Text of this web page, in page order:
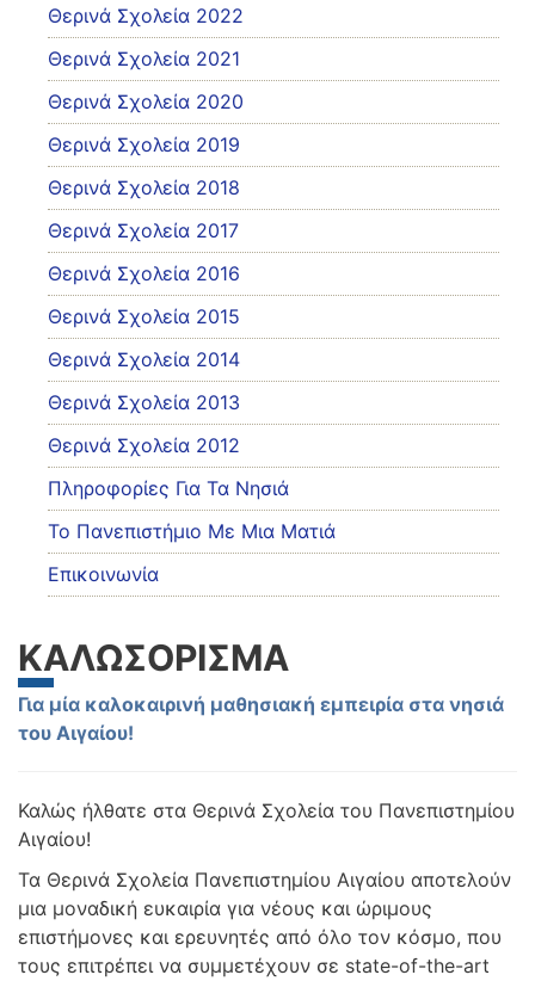
Θερινά Σχολεία 2022
Θερινά Σχολεία 2021
Θερινά Σχολεία 2020
Θερινά Σχολεία 2019
Θερινά Σχολεία 2018
Θερινά Σχολεία 2017
Θερινά Σχολεία 2016
Θερινά Σχολεία 2015
Θερινά Σχολεία 2014
Θερινά Σχολεία 2013
Θερινά Σχολεία 2012
Πληροφορίες Για Τα Νησιά
Το Πανεπιστήμιο Με Μια Ματιά
Επικοινωνία
ΚΑΛΩΣΟΡΙΣΜΑ
Για μία καλοκαιρινή μαθησιακή εμπειρία στα νησιά
του Αιγαίου!
Καλώς ήλθατε στα Θερινά Σχολεία του Πανεπιστημίου
Αιγαίου!
Τα Θερινά Σχολεία Πανεπιστημίου Αιγαίου αποτελούν
μια μοναδική ευκαιρία για νέους και ώριμους
επιστήμονες και ερευνητές από όλο τον κόσμο, που
τους επιτρέπει να συμμετέχουν σε state-of-the-art